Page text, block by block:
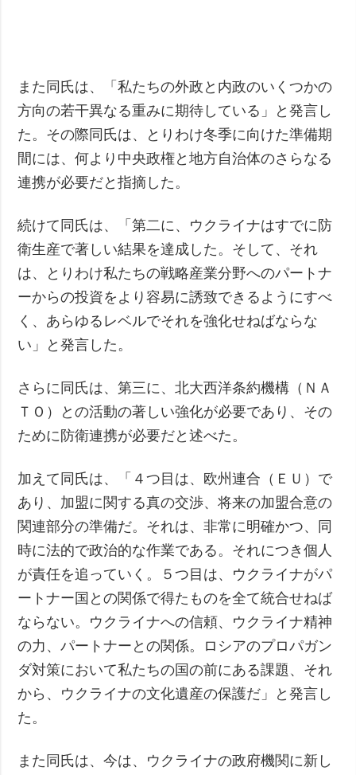
また同氏は、「私たちの外政と内政のいくつかの
方向の若干異なる重みに期待している」と発言し
た。その際同氏は、とりわけ冬季に向けた準備期
間には、何より中央政権と地方自治体のさらなる
連携が必要だと指摘した。
続けて同氏は、「第二に、ウクライナはすでに防
衛生産で著しい結果を達成した。そして、それ
は、とりわけ私たちの戦略産業分野へのパートナ
ーからの投資をより容易に誘致できるようにすべ
く、あらゆるレベルでそれを強化せねばならな
い」と発言した。
さらに同氏は、第三に、北大西洋条約機構（ＮＡ
ＴＯ）との活動の著しい強化が必要であり、その
ために防衛連携が必要だと述べた。
加えて同氏は、「４つ目は、欧州連合（ＥＵ）で
あり、加盟に関する真の交渉、将来の加盟合意の
関連部分の準備だ。それは、非常に明確かつ、同
時に法的で政治的な作業である。それにつき個人
が責任を追っていく。５つ目は、ウクライナがパ
ートナー国との関係で得たものを全て統合せねば
ならない。ウクライナへの信頼、ウクライナ精神
の力、パートナーとの関係。ロシアのプロパガン
ダ対策において私たちの国の前にある課題、それ
から、ウクライナの文化遺産の保護だ」と発言し
た。
また同氏は、今は、ウクライナの政府機関に新し